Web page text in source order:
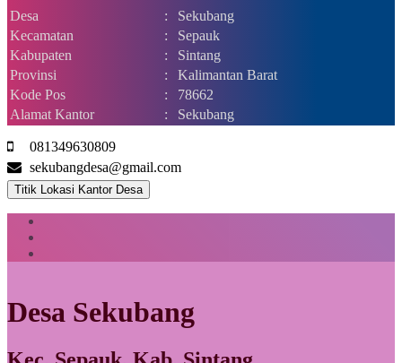
Desa :
Sekubang
Kecamatan
:
Sepauk
Kabupaten
:
Sintang
Provinsi
:
Kalimantan Barat
Kode Pos
:
78662
Alamat Kantor
: Sekubang
081349630809
sekubangdesa@gmail.com
Titik Lokasi Kantor Desa
Desa Sekubang